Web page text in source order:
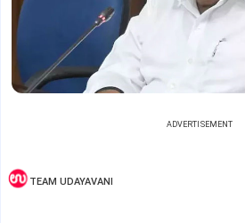
ADVERTISEMENT
TEAM UDAYAVANI